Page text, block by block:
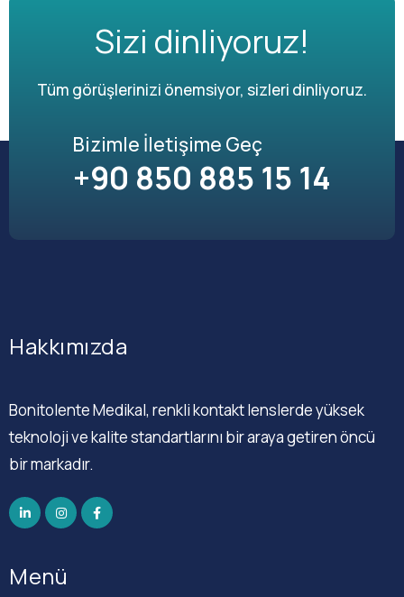
Sizi dinliyoruz!
Tüm görüşlerinizi önemsiyor, sizleri dinliyoruz.
Bizimle İletişime Geç
+90 850 885 15 14
Hakkımızda
Bonitolente Medikal, renkli kontakt lenslerde yüksek
teknoloji ve kalite standartlarını bir araya getiren öncü
bir markadır.
Menü